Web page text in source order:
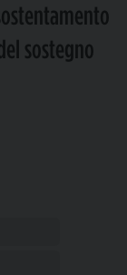
sostegno